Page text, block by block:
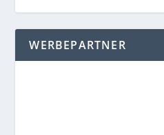
WERBEPARTNER